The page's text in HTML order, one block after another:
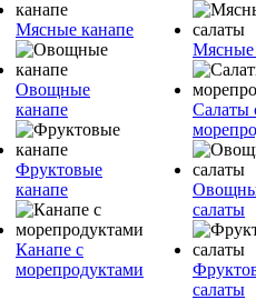
Мясные канапе
Овощные
канапе
Фруктовые
канапе
Канапе с
морепродуктами
Мясные
Салаты
салаты
салаты